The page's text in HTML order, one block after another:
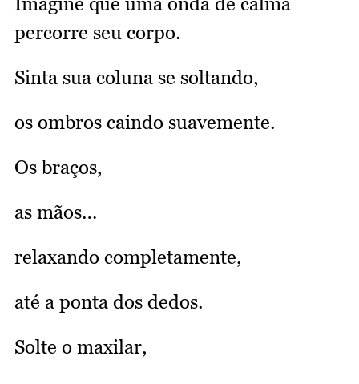
percorre seu corpo.
Sinta sua coluna se soltando,
os ombros caindo suavemente.
Os braços,
as mãos…
relaxando completamente,
até a ponta dos dedos.
Solte o maxilar,